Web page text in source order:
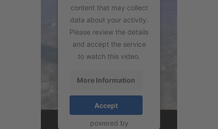
content that may collect
data about your activity.
Please review the details
and accept the service
to watch this video.
More Information
Accept
powered by